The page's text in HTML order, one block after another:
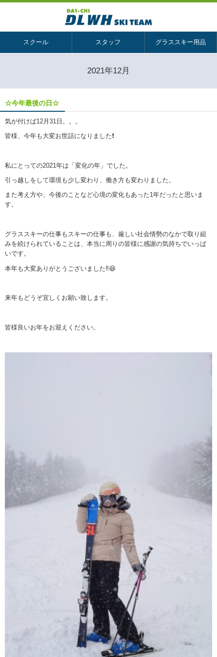
スクール スタッフ グラススキー用品
2021年12月
☆今年最後の日☆
気が付けば12月31日。。。
皆様、今年も大変お世話になりました❗
私にとっての2021年は「変化の年」でした。
引っ越しをして環境も少し変わり、働き方も変わりました。
また考え方や、今後のことなど心境の変化もあった1年だったと思いま
す。
グラススキーの仕事もスキーの仕事も、厳しい社会情勢のなかで取り組
みを続けられていることは、本当に周りの皆様に感謝の気持ちでいっぱ
いです。
本年も大変ありがとうございました‼️😆
来年もどうぞ宜しくお願い致します。
皆様良いお年をお迎えください。